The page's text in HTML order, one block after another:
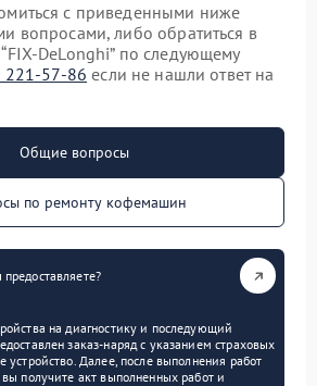
с приведенными ниже
вопросами, либо обратиться в
DeLonghi” по следующему
221-57-86 если не нашли ответ на
Общие вопросы
по ремонту кофемашин
на диагностику и последующий
заказ-наряд с указанием страховых
устройство. Далее, после выполнения работ
получите акт выполненных работ и